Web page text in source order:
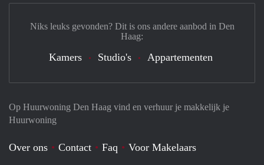
Op Huurwoning Den Haag vind en verhuur je makkelijk je
Huurwoning
Over ons Contact Faq Voor Makelaars
Niks leuks gevonden? Dit is ons andere aanbod in Den
Haag:
Kamers Studio's Appartementen